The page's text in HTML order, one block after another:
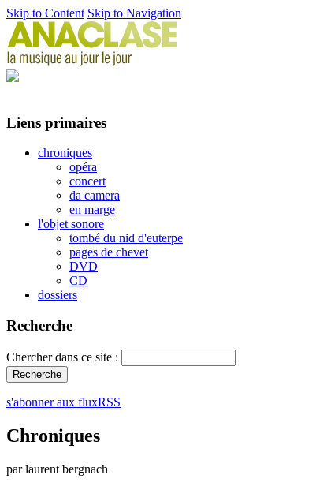
Skip to Content Skip to Navigation
Liens primaires
chroniques
opéra
concert
da camera
en marge
l'objet sonore
tombé du nid d'euterpe
pages de chevet
DVD
CD
dossiers
Recherche
Chercher dans ce site :
s'abonner aux fluxRSS
Chroniques
par laurent bergnach